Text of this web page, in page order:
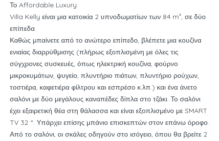
Το Affordable Luxury
Villa Kelly είναι μια κατοικία 2 υπνοδωματίων των 84 m², σε δύο
επίπεδα.
Καθώς μπαίνετε από το ανώτερο επίπεδο, βλέπετε μια κουζίνα
ενιαίας διαρρύθμισης (πλήρως εξοπλισμένη με όλες τις
σύγχρονες συσκευές, όπως ηλεκτρική κουζίνα, φούρνο
μικροκυμάτων, ψυγείο, πλυντήριο πιάτων, πλυντήριο ρούχων,
τοστιέρα, καφετιέρα φίλτρου και εσπρέσο κ.λπ.) και ένα άνετο
σαλόνι με δύο μεγάλους καναπέδες δίπλα στο τζάκι. Το σαλόνι
έχει εξαιρετική θέα στη θάλασσα και είναι εξοπλισμένο με SMART
TV 32 “. Υπάρχει επίσης μπάνιο επισκεπτών στον επάνω όροφο.
Από το σαλόνι, οι σκάλες οδηγούν στο ισόγειο, όπου θα βρείτε 2